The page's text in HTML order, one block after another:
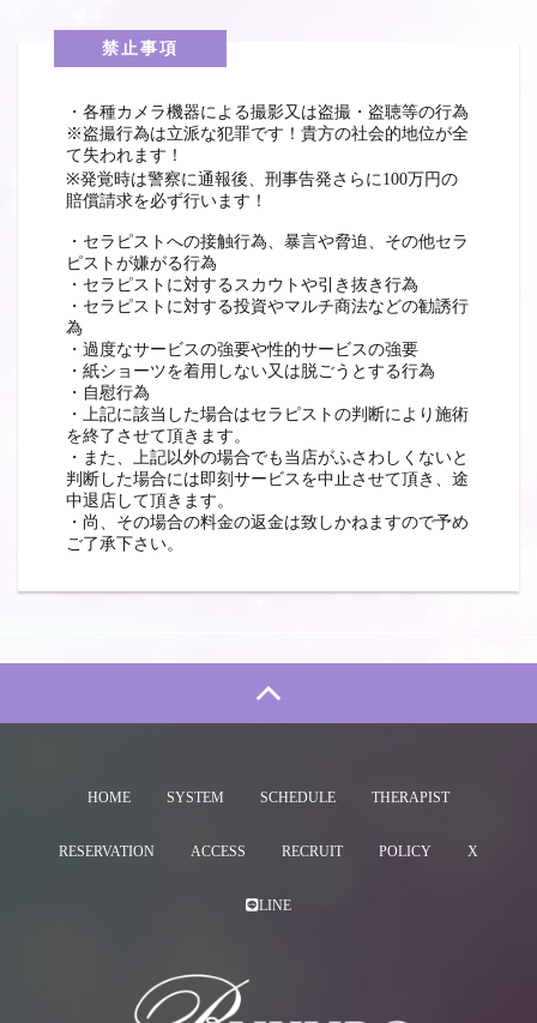
禁止事項
・各種カメラ機器による撮影又は盗撮・盗聴等の行為
※盗撮行為は立派な犯罪です！貴方の社会的地位が全
て失われます！
※発覚時は警察に通報後、刑事告発さらに100万円の
賠償請求を必ず行います！
・セラピストへの接触行為、暴言や脅迫、その他セラ
ピストが嫌がる行為
・セラピストに対するスカウトや引き抜き行為
・セラピストに対する投資やマルチ商法などの勧誘行
為
・過度なサービスの強要や性的サービスの強要
・紙ショーツを着用しない又は脱ごうとする行為
・自慰行為
・上記に該当した場合はセラピストの判断により施術
を終了させて頂きます。
・また、上記以外の場合でも当店がふさわしくないと
判断した場合には即刻サービスを中止させて頂き、途
中退店して頂きます。
・尚、その場合の料金の返金は致しかねますので予め
ご了承下さい。
HOME SYSTEM SCHEDULE THERAPIST
RESERVATION ACCESS RECRUIT POLICY X
LINE